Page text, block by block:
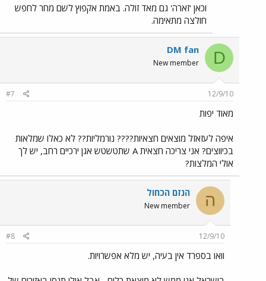
וכאן 'זארה' גם מאד זולה. באמת אקפוץ לשם מחר לחפש
חולצה מתאימה.
D
DM fan
New member
12/9/10
#7
מאוד יפות
איפה לעזאזל מוצאים חצאיות???? נורמליות?? לא כאלו שמלאות
בכיווצים? אני צריכה חצאית A שתטשטש אגן ירכיים רחב, יש לך
אולי המלצות?
ה הנזם הכחול
New member
12/9/10
#8
וואו בספרד אין בעיה, יש מלא אפשרויות.